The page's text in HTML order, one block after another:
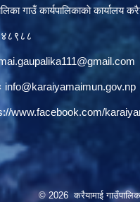
गाउँ कार्यपालिकाकाे कार्यालय
info@karaiyamaimun.gov.np
www.facebook.com/
© 2026 करैयामाई